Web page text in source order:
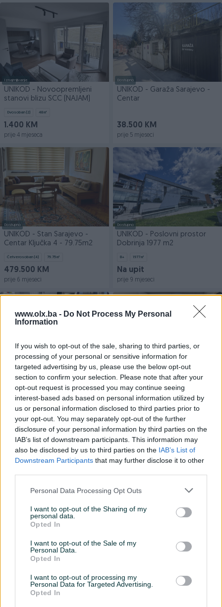
www.olx.ba - Do Not Process My Personal
Information
If you wish to opt-out of the sale, sharing to third parties, or
processing of your personal or sensitive information for
targeted advertising by us, please use the below opt-out
section to confirm your selection. Please note that after your
opt-out request is processed you may continue seeing
interest-based ads based on personal information utilized by
us or personal information disclosed to third parties prior to
your opt-out. You may separately opt-out of the further
disclosure of your personal information by third parties on the
IAB’s list of downstream participants. This information may
also be disclosed by us to third parties on the IAB’s List of
Downstream Participants that may further disclose it to other
Personal Data Processing Opt Outs
I want to opt-out of the Sharing of my
personal data.
Opted In
I want to opt-out of the Sale of my
Personal Data.
Opted In
I want to opt-out of processing my
Personal Data for Targeted Advertising.
Opted In
Iznajmljivanje
UNIKOD - Novoopremljeni
stanovi blizu SCC (NAJAM)
Dvosoban (2) 48㎡
1.400 KM
prije 4 mjeseca
Dostupno
UNIKOD - Garaža Sarajevo -
Centar
38.500 KM
prije 5 mjeseci
Dostupno
UNIKOD - Stan Sarajevo -
Centar Ključka 4 - 79.75m2
Četverosoban (4) 79.75㎡
479.500 KM
prije 6 mjeseci
Dostupno
UNIKOD - Poslovni prostor
Dobrinja 1977 m2
8+ 1977㎡
Na upit
prije 9 mjeseci
Dostupno
UNIKOD - Stan Envera
Šehovića 7 (Dolac Malta) - 55
Dvosoban (2) 55㎡
300.000 KM
prije 9 mjeseci
Iznajmljivanje Dostupno
UNIKOD - Dobrinja stan najam
47 m2
Dvosoban (2) 47 ㎡
prije 10 mjeseci
UNIKOD - Stan/poslovni
Dobrinja
60㎡
115.000 KM
Kube
Novo